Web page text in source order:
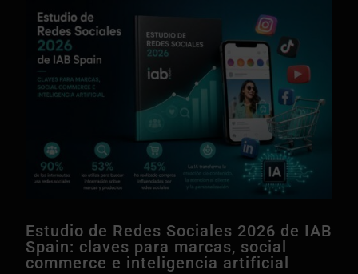
Estudio de Redes Sociales 2026 de IAB
Spain: claves para marcas, social
commerce e inteligencia artificial